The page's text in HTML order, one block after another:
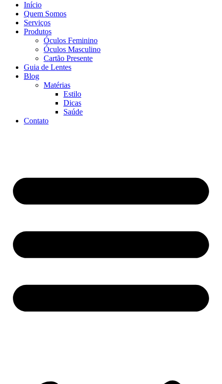
Início
Quem Somos
Serviços
Produtos
Óculos Feminino
Óculos Masculino
Cartão Presente
Guia de Lentes
Blog
Matérias
Estilo
Dicas
Saúde
Contato